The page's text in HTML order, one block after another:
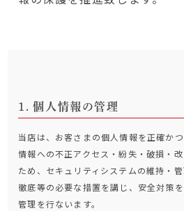
個人情報の管理
当店は、お客さまの個人情報を正確か
情報への不正アクセス・紛失・破損・
ため、セキュリティシステムの維持・
徹底等の必要な措置を講じ、安全対策
管理を行ないます。